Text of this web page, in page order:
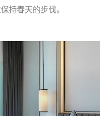
持春天的步伐。